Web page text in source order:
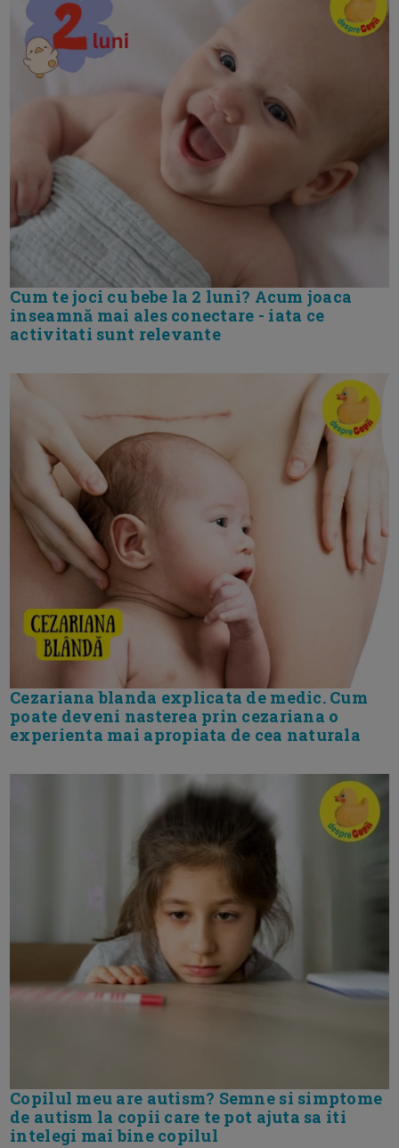
Cum te joci cu bebe la 2 luni? Acum joaca
inseamnă mai ales conectare - iata ce
activitati sunt relevante
Cezariana blanda explicata de medic. Cum
poate deveni nasterea prin cezariana o
experienta mai apropiata de cea naturala
Copilul meu are autism? Semne si simptome
de autism la copii care te pot ajuta sa iti
intelegi mai bine copilul